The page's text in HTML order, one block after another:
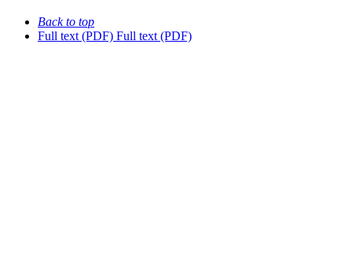
Back to top
Full text (PDF) Full text (PDF)